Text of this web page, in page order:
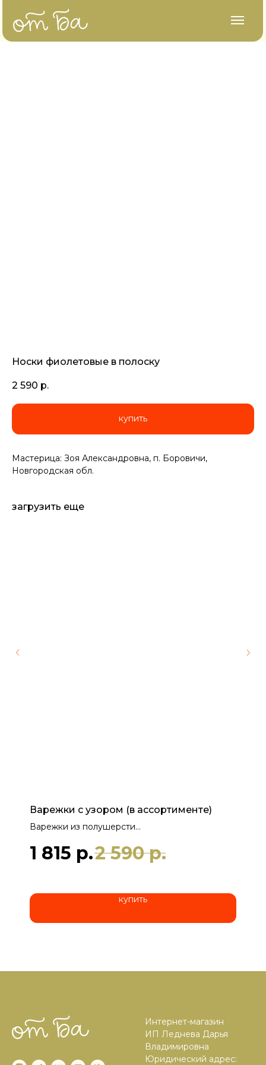
Носки фиолетовые в полоску
2 590 р.
купить
Мастерица: Зоя Александровна, п. Боровичи,
Новгородская обл.
загрузить еще
Варежки с узором (в ассортименте)
Варежки из полушерсти
Размер: one size
Мастерица: Валентина Владимировна, 70 лет, г.
1 815 р.2 590 р.
купить
Интернет-магазин
ИП Леднева Дарья
Владимировна
Юридический адрес: